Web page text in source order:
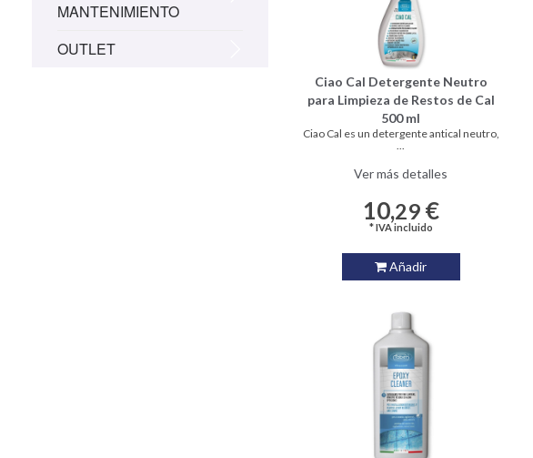
MANTENIMIENTO
OUTLET
Ciao Cal Detergente Neutro
para Limpieza de Restos de Cal
500 ml
Ciao Cal es un detergente antical neutro,
Ver más detalles
10,29 €
* IVA incluido
Añadir